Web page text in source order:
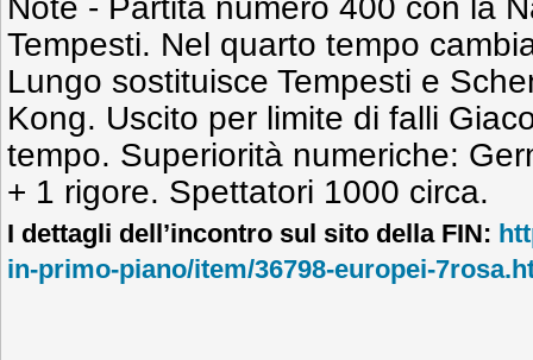
Note - Partita numero 400 con la
Tempesti. Nel quarto tempo
Lungo sostituisce Tempesti e
Kong. Uscito per limite di falli
tempo. Superiorità numeriche:
+ 1 rigore. Spettatori 1000 circa.
I dettagli dell’incontro sul sito della FIN:
in-primo-piano/item/36798-europei-